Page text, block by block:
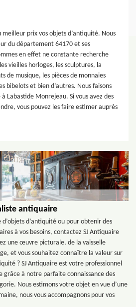
prix vos objets d’antiquité. Nous
du département 64170 et ses
en effet ne constante recherche
vieilles horloges, les sculptures, la
de musique, les pièces de monnaies
bibelots et bien d’autres. Nous faisons
Labastide Monrejeau. Si vous avez des
vous pouvez les faire estimer auprès
antiquaire
d’antiquité ou pour obtenir des
à vos besoins, contactez SJ Antiquaire
une œuvre picturale, de la vaisselle
et vous souhaitez connaître la valeur sur
? SJ Antiquaire est votre professionnel
grâce à notre parfaite connaissance des
Nous estimons votre objet en vue d’une
nous vous accompagnons pour vos